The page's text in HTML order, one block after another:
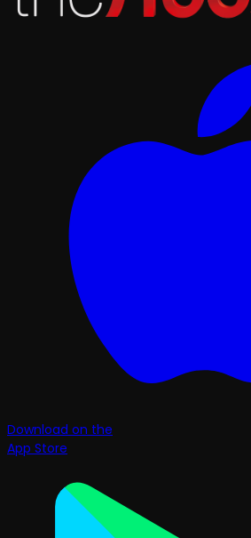
Download on the
App Store